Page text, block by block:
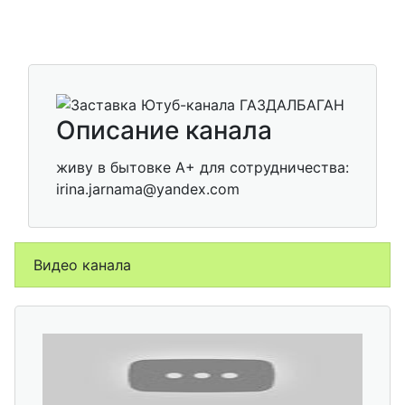
Описание канала
живу в бытовке А+ для сотрудничества:
irina.jarnama@yandex.com
Видео канала